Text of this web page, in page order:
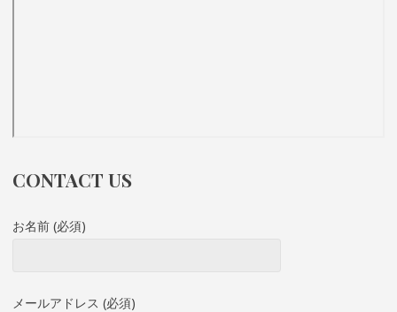
CONTACT US
お名前 (必須)
メールアドレス (必須)